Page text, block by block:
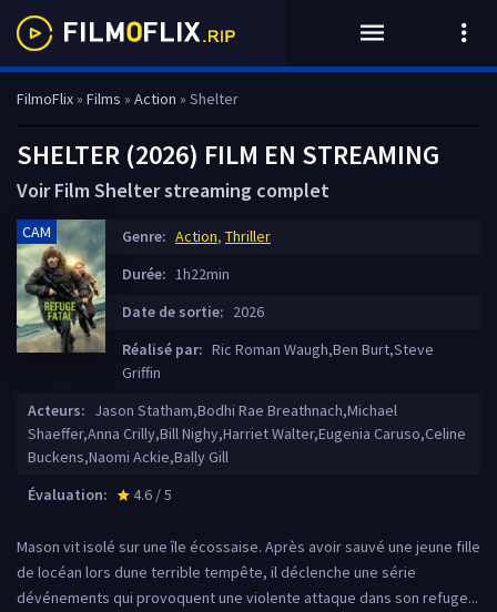
FilmoFlix» Films » Action » Shelter
SHELTER (2026) FILM EN STREAMING
Voir Film Shelter streaming complet
CAM Genre: Action, Thriller
Durée: 1h22min
Date de sortie: 2026
Réalisé par: Ric Roman Waugh,Ben Burt,Steve
Griffin
Acteurs: Jason Statham,Bodhi Rae Breathnach,Michael
Shaeffer,Anna Crilly,Bill Nighy,Harriet Walter,Eugenia Caruso,Celine
Buckens,Naomi Ackie,Bally Gill
Évaluation:
star_rate
4.6 / 5
Mason vit isolé sur une île écossaise. Après avoir sauvé une jeune fille
de locéan lors dune terrible tempête, il déclenche une série
dévénements qui provoquent une violente attaque dans son refuge...